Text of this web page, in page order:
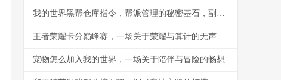
我的世界黑帮仓库指令，帮派管理的秘密基石，副标题，指令构筑的地下秩序与财富堡垒
王者荣耀卡分巅峰赛，一场关于荣耀与算计的无声战争
宠物怎么加入我的世界，一场关于陪伴与冒险的畅想